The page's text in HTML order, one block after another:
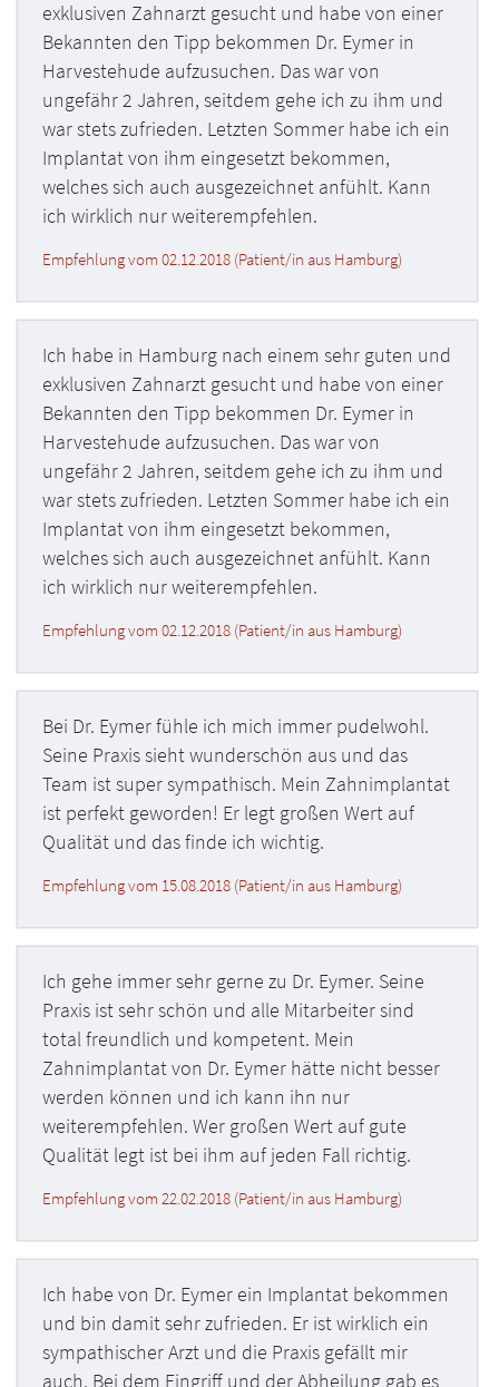
exklusiven Zahnarzt gesucht und habe von einer
Bekannten den Tipp bekommen Dr. Eymer in
Harvestehude aufzusuchen. Das war von
ungefähr 2 Jahren, seitdem gehe ich zu ihm und
war stets zufrieden. Letzten Sommer habe ich ein
Implantat von ihm eingesetzt bekommen,
welches sich auch ausgezeichnet anfühlt. Kann
ich wirklich nur weiterempfehlen.
Empfehlung vom 02.12.2018 (Patient/in aus Hamburg)
Ich habe in Hamburg nach einem sehr guten und
exklusiven Zahnarzt gesucht und habe von einer
Bekannten den Tipp bekommen Dr. Eymer in
Harvestehude aufzusuchen. Das war von
ungefähr 2 Jahren, seitdem gehe ich zu ihm und
war stets zufrieden. Letzten Sommer habe ich ein
Implantat von ihm eingesetzt bekommen,
welches sich auch ausgezeichnet anfühlt. Kann
ich wirklich nur weiterempfehlen.
Empfehlung vom 02.12.2018 (Patient/in aus Hamburg)
Bei Dr. Eymer fühle ich mich immer pudelwohl.
Seine Praxis sieht wunderschön aus und das
Team ist super sympathisch. Mein Zahnimplantat
ist perfekt geworden! Er legt großen Wert auf
Qualität und das finde ich wichtig.
Empfehlung vom 15.08.2018 (Patient/in aus Hamburg)
Ich gehe immer sehr gerne zu Dr. Eymer. Seine
Praxis ist sehr schön und alle Mitarbeiter sind
total freundlich und kompetent. Mein
Zahnimplantat von Dr. Eymer hätte nicht besser
werden können und ich kann ihn nur
weiterempfehlen. Wer großen Wert auf gute
Qualität legt ist bei ihm auf jeden Fall richtig.
Empfehlung vom 22.02.2018 (Patient/in aus Hamburg)
Ich habe von Dr. Eymer ein Implantat bekommen
und bin damit sehr zufrieden. Er ist wirklich ein
sympathischer Arzt und die Praxis gefällt mir
auch. Bei dem Eingriff und der Abheilung gab es